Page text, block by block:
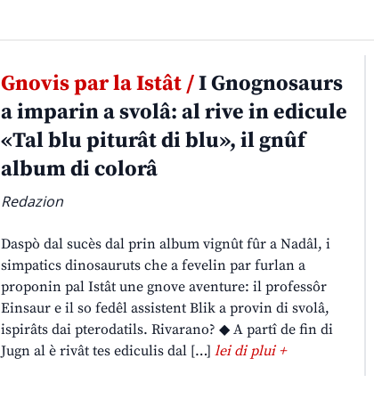
Gnovis par la Istât /I Gnognosaurs
a imparin a svolâ: al rive in edicule
«Tal blu piturât di blu», il gnûf
album di colorâ
Redazion
Daspò dal sucès dal prin album vignût fûr a Nadâl, i
simpatics dinosauruts che a fevelin par furlan a
proponin pal Istât une gnove aventure: il professôr
Einsaur e il so fedêl assistent Blik a provin di svolâ,
ispirâts dai pterodatils. Rivarano? ◆ A partî de fin di
Jugn al è rivât tes ediculis dal […] lei di plui +